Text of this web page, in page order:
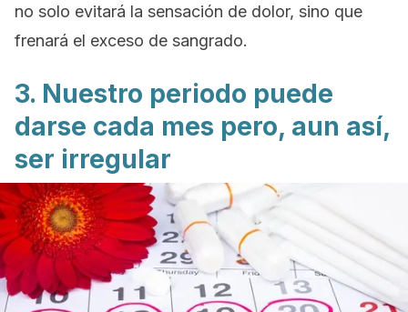
no solo evitará la sensación de dolor, sino que
frenará el exceso de sangrado.
3. Nuestro periodo puede
darse cada mes pero, aun así,
ser irregular